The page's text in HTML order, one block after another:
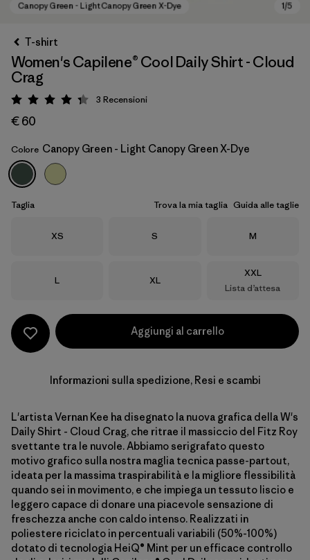
Canopy Green - Light Canopy Green X-Dye
T-shirt
Women's Capilene® Cool Daily Shirt - Cloud
Crag
Valutazione: 4.3 / 5
3 Recensioni
€ 60
Colore Canopy Green - Light Canopy Green X-Dye
Taglia Trova la mia taglia Guida alle taglie
Taglia
XS Taglia
S Taglia
M
Taglia
L Taglia
XL
Taglia
XXL
Lista d’attesa
Aggiungi al carrello
Informazioni sulla spedizione, Resi e scambi
L'artista Vernan Kee ha disegnato la nuova grafica della W's
Daily Shirt - Cloud Crag, che ritrae il massiccio del Fitz Roy
svettante tra le nuvole. Abbiamo serigrafato questo
motivo grafico sulla nostra maglia tecnica passe-partout,
ideata per la massima traspirabilità e la migliore flessibilità
quando sei in movimento, e che impiega un tessuto liscio e
leggero capace di donare una piacevole sensazione di
freschezza anche con caldo intenso. Realizzati in
poliestere riciclato in percentuali variabili (50%-100%)
dotato di tecnologia HeiQ® Mint per un efficace controllo